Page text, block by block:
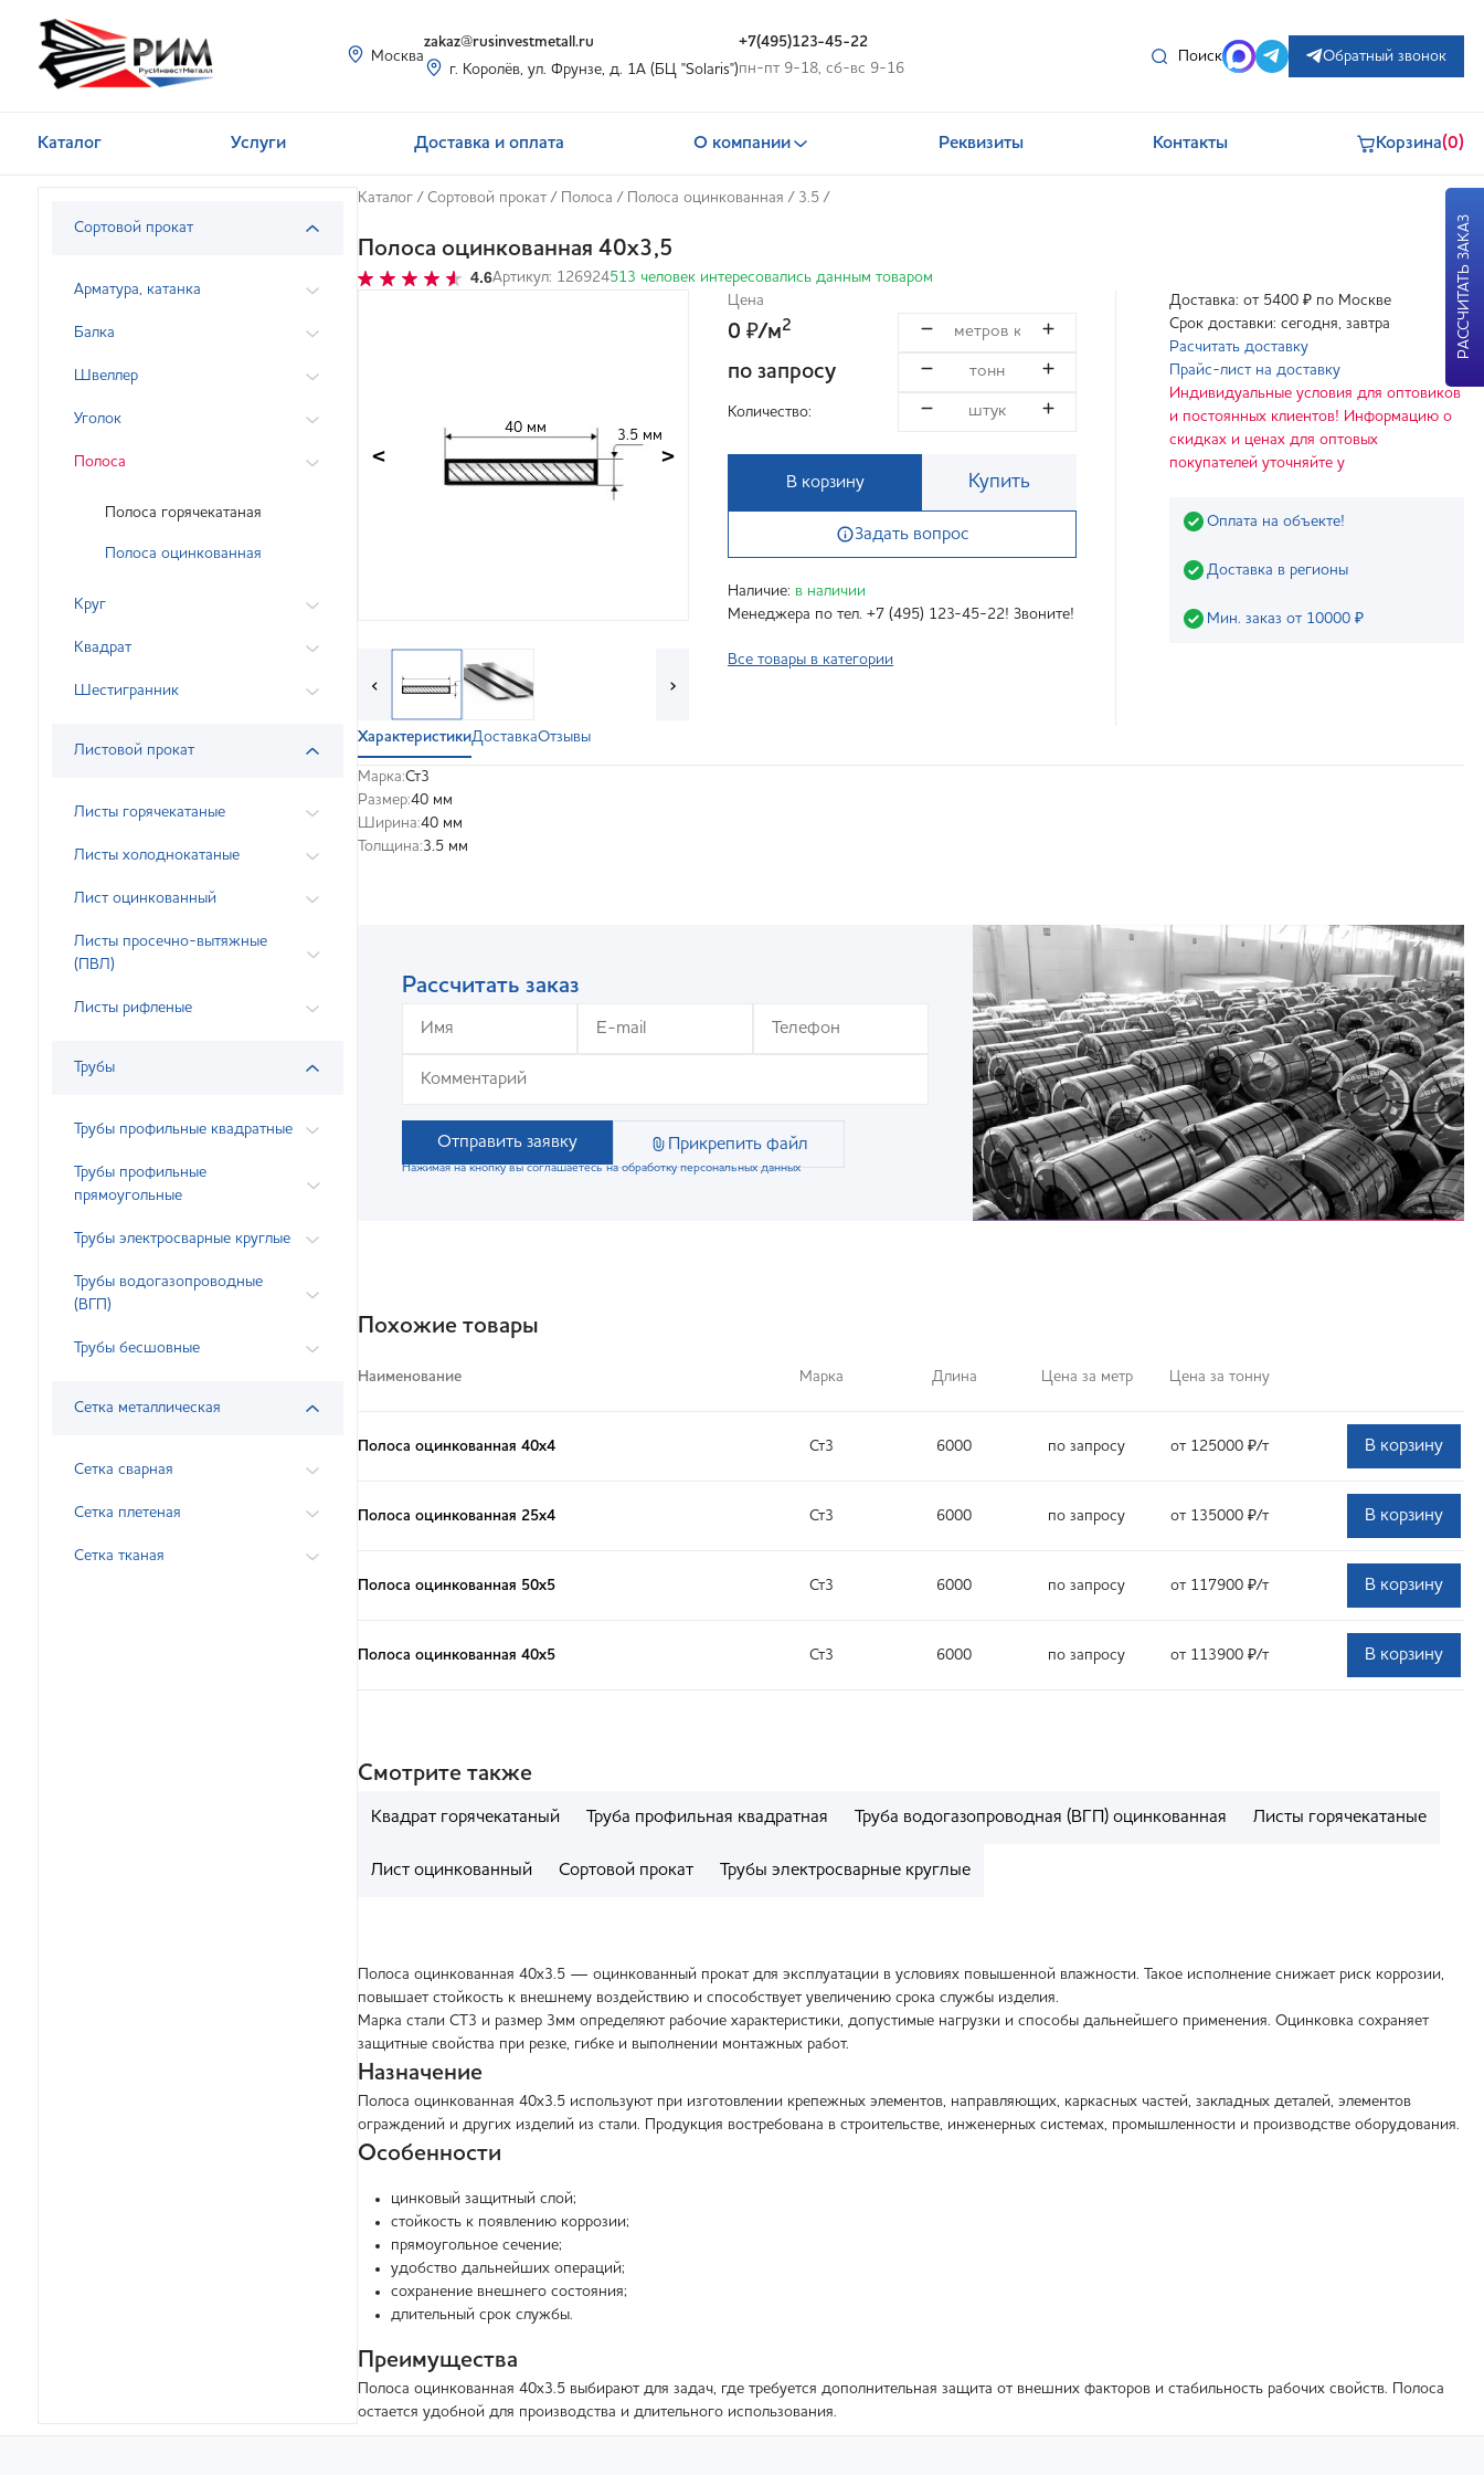
Москва
zakaz@rusinvestmetall.ru
г. Королёв, ул. Фрунзе, д. 1А (БЦ "Solaris")
+7(495)123-45-22
пн-пт 9-18, сб-вс 9-16
Поиск Обратный звонок
Каталог Услуги Доставка и оплата О компании Реквизиты Контакты Корзина(0)
Сортовой прокат
Арматура, катанка
Балка
Швеллер
Уголок
Полоса
Полоса горячекатаная
Полоса оцинкованная
Круг
Квадрат
Шестигранник
Листовой прокат
Листы горячекатаные
Листы холоднокатаные
Лист оцинкованный
Листы просечно-вытяжные
(ПВЛ)
Листы рифленые
Трубы
Трубы профильные квадратные
Трубы профильные
прямоугольные
Трубы электросварные круглые
Трубы водогазопроводные
(ВГП)
Трубы бесшовные
Сетка металлическая
Сетка сварная
Сетка плетеная
Сетка тканая
Каталог / Сортовой прокат / Полоса / Полоса оцинкованная / 3.5 /
Полоса оцинкованная 40x3,5
4.6Артикул: 126924513 человек интересовались данным товаром
40 мм 3.5 мм
< >
‹ ›
Цена
0 ₽/м2
по запросу
Количество:
В корзину Купить
Задать вопрос
Наличие: в наличии
Менеджера по тел. +7 (495) 123-45-22! Звоните!
Все товары в категории
Доставка: от 5400 ₽ по Москве
Срок доставки: сегодня, завтра
Расчитать доставку
Прайс-лист на доставку
Индивидуальные условия для оптовиков
и постоянных клиентов! Информацию о
скидках и ценах для оптовых
покупателей уточняйте у
Оплата на объекте!
Доставка в регионы
Мин. заказ от 10000 ₽
ХарактеристикиДоставкаОтзывы
Марка:Ст3
Размер:40 мм
Ширина:40 мм
Толщина:3.5 мм
Рассчитать заказ
Отправить заявку Прикрепить файл
Нажимая на кнопку вы соглашаетесь на обработку персональных данных
Похожие товары
Наименование Марка Длина Цена за метр Цена за тонну
Полоса оцинкованная 40x4 Ст3 6000 по запросу от 125000 ₽/т В корзину
Полоса оцинкованная 25x4 Ст3 6000 по запросу от 135000 ₽/т В корзину
Полоса оцинкованная 50x5 Ст3 6000 по запросу от 117900 ₽/т В корзину
Полоса оцинкованная 40x5 Ст3 6000 по запросу от 113900 ₽/т В корзину
Смотрите также
Квадрат горячекатаный Труба профильная квадратная Труба водогазопроводная (ВГП) оцинкованная Листы горячекатаные
Лист оцинкованный Сортовой прокат Трубы электросварные круглые
Полоса оцинкованная 40x3.5 — оцинкованный прокат для эксплуатации в условиях повышенной влажности. Такое исполнение снижает риск коррозии,
повышает стойкость к внешнему воздействию и способствует увеличению срока службы изделия.
Марка стали СТ3 и размер 3мм определяют рабочие характеристики, допустимые нагрузки и способы дальнейшего применения. Оцинковка сохраняет
защитные свойства при резке, гибке и выполнении монтажных работ.
Назначение
Полоса оцинкованная 40x3.5 используют при изготовлении крепежных элементов, направляющих, каркасных частей, закладных деталей, элементов
ограждений и других изделий из стали. Продукция востребована в строительстве, инженерных системах, промышленности и производстве оборудования.
Особенности
цинковый защитный слой;
стойкость к появлению коррозии;
прямоугольное сечение;
удобство дальнейших операций;
сохранение внешнего состояния;
длительный срок службы.
Преимущества
Полоса оцинкованная 40x3.5 выбирают для задач, где требуется дополнительная защита от внешних факторов и стабильность рабочих свойств. Полоса
остается удобной для производства и длительного использования.
РАССЧИТАТЬ ЗАКАЗ